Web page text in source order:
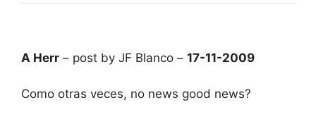
A Herr – post by JF Blanco – 17-11-2009
Como otras veces, no news good news?